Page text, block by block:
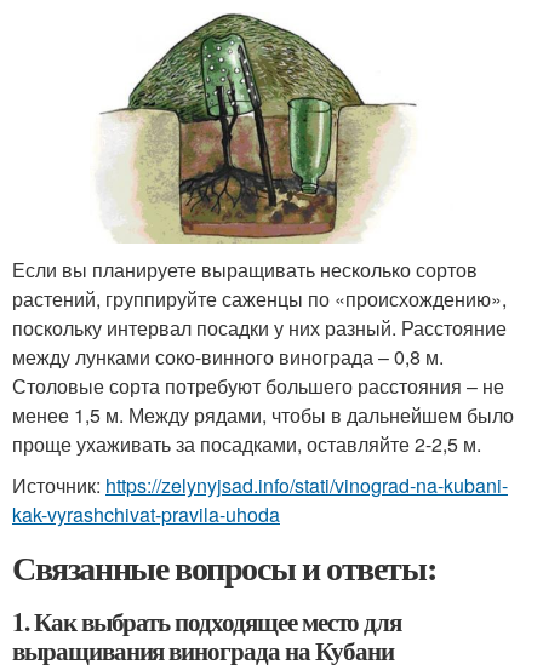
Если вы планируете выращивать несколько сортов
растений, группируйте саженцы по «происхождению»,
поскольку интервал посадки у них разный. Расстояние
между лунками соко-винного винограда – 0,8 м.
Столовые сорта потребуют большего расстояния – не
менее 1,5 м. Между рядами, чтобы в дальнейшем было
проще ухаживать за посадками, оставляйте 2-2,5 м.
Источник: https://zelynyjsad.info/stati/vinograd-na-kubani-
kak-vyrashchivat-pravila-uhoda
Связанные вопросы и ответы:
1. Как выбрать подходящее место для
выращивания винограда на Кубани